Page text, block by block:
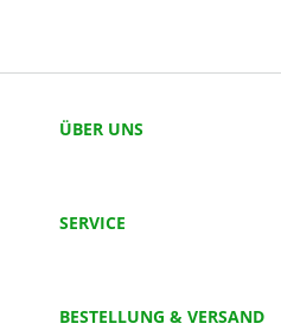
ÜBER UNS
SERVICE
BESTELLUNG & VERSAND